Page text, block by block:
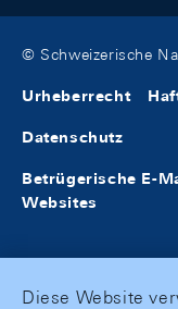
© Schweizerische
Urheberrecht
Datenschutz
Betrügerische E-
Websites
Diese Website